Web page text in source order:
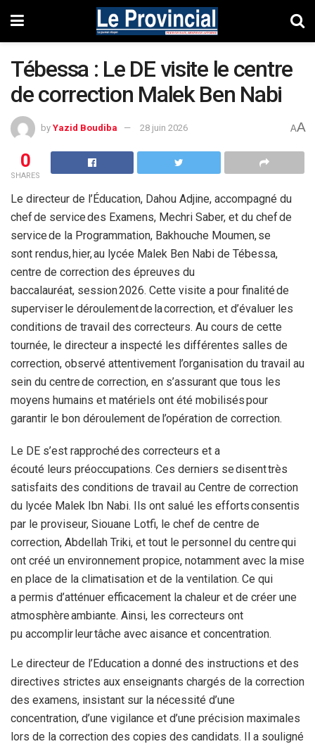
Tébessa : Le DE visite le centre
de correction Malek Ben Nabi
by Yazid Boudiba 28 juin 2026 AA
0
SHARES
Le directeur de l’Éducation, Dahou Adjine, accompagné du
chef de service des Examens, Mechri Saber, et du chef de
service de la Programmation, Bakhouche Moumen, se
sont rendus, hier, au lycée Malek Ben Nabi de Tébessa,
centre de correction des épreuves du
baccalauréat, session 2026. Cette visite a pour finalité de
superviser le déroulement de la correction, et d’évaluer les
conditions de travail des correcteurs. Au cours de cette
tournée, le directeur a inspecté les différentes salles de
correction, observé attentivement l’organisation du travail au
sein du centre de correction, en s’assurant que tous les
moyens humains et matériels ont été mobilisés pour
garantir le bon déroulement de l’opération de correction.
Le DE s’est rapproché des correcteurs et a
écouté leurs préoccupations. Ces derniers se disent très
satisfaits des conditions de travail au Centre de correction
du lycée Malek Ibn Nabi. Ils ont salué les efforts consentis
par le proviseur, Siouane Lotfi, le chef de centre de
correction, Abdellah Triki, et tout le personnel du centre qui
ont créé un environnement propice, notamment avec la mise
en place de la climatisation et de la ventilation. Ce qui
a permis d’atténuer efficacement la chaleur et de créer une
atmosphère ambiante. Ainsi, les correcteurs ont
pu accomplir leur tâche avec aisance et concentration.
Le directeur de l’Education a donné des instructions et des
directives strictes aux enseignants chargés de la correction
des examens, insistant sur la nécessité d’une
concentration, d’une vigilance et d’une précision maximales
lors de la correction des copies des candidats. Il a souligné